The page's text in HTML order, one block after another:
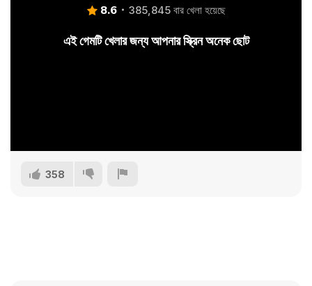
8.6 385,845 বার খেলা হয়েছে
এই গেমটি খেলার জন্য আপনার স্ক্রিন অনেক ছোট
358